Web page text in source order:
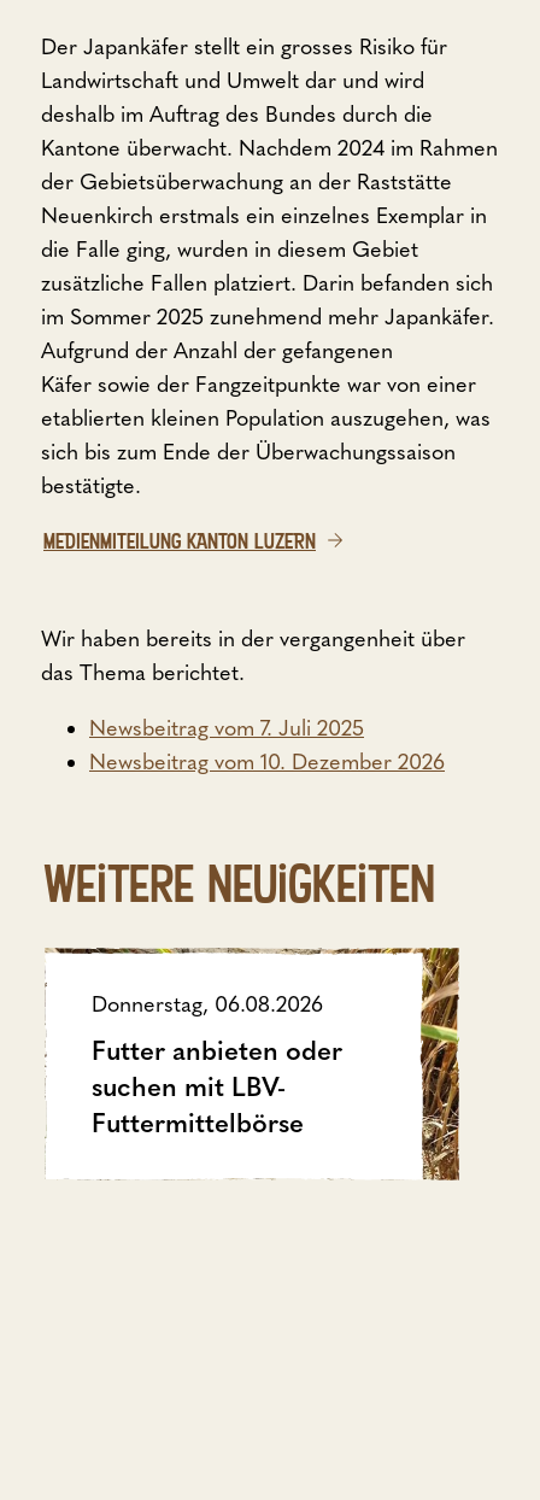
Der Japankäfer stellt ein grosses Risiko für
Landwirtschaft und Umwelt dar und wird
deshalb im Auftrag des Bundes durch die
Kantone überwacht. Nachdem 2024 im Rahmen
der Gebietsüberwachung an der Raststätte
Neuenkirch erstmals ein einzelnes Exemplar in
die Falle ging, wurden in diesem Gebiet
zusätzliche Fallen platziert. Darin befanden sich
im Sommer 2025 zunehmend mehr Japankäfer.
Aufgrund der Anzahl der gefangenen
Käfer sowie der Fangzeitpunkte war von einer
etablierten kleinen Population auszugehen, was
sich bis zum Ende der Überwachungssaison
bestätigte.
MEDIENMITEILUNG KANTON LUZERN
Wir haben bereits in der vergangenheit über
das Thema berichtet.
Newsbeitrag vom 7. Juli 2025
Newsbeitrag vom 10. Dezember 2026
Weitere Neuigkeiten
Donnerstag, 06.08.2026
Futter anbieten oder
suchen mit LBV-
Futtermittelbörse